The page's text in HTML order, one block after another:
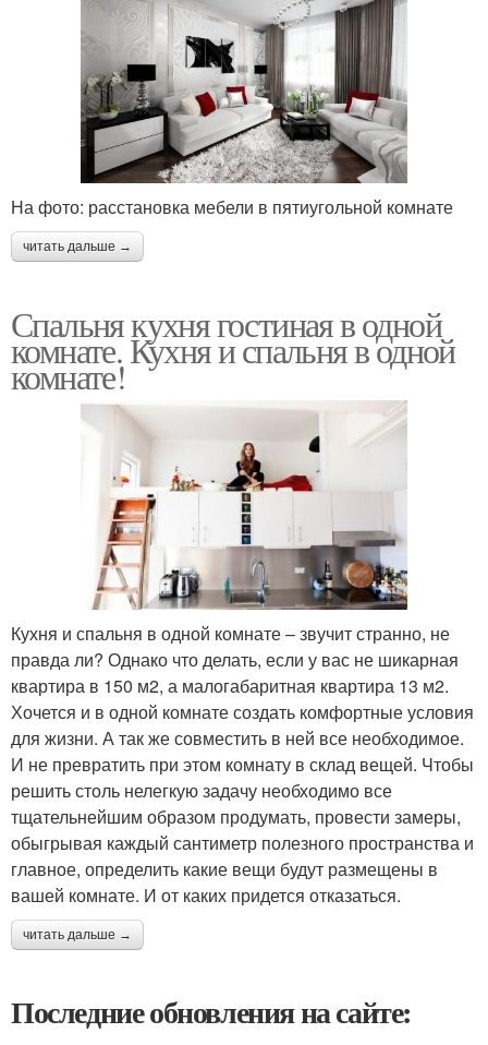
На фото: расстановка мебели в пятиугольной комнате
читать дальше →
Спальня кухня гостиная в одной
комнате. Кухня и спальня в одной
комнате!
Кухня и спальня в одной комнате – звучит странно, не
правда ли? Однако что делать, если у вас не шикарная
квартира в 150 м2, а малогабаритная квартира 13 м2.
Хочется и в одной комнате создать комфортные условия
для жизни. А так же совместить в ней все необходимое.
И не превратить при этом комнату в склад вещей. Чтобы
решить столь нелегкую задачу необходимо все
тщательнейшим образом продумать, провести замеры,
обыгрывая каждый сантиметр полезного пространства и
главное, определить какие вещи будут размещены в
вашей комнате. И от каких придется отказаться.
читать дальше →
Последние обновления на сайте: